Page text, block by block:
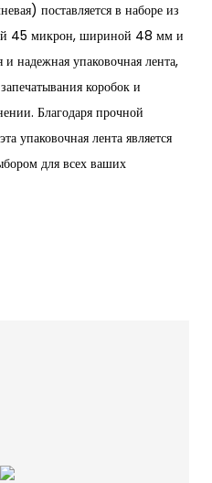
поставляется в наборе из
45 микрон, шириной 48 мм и
надежная упаковочная лента,
коробок и
Благодаря прочной
упаковочная лента является
для всех ваших